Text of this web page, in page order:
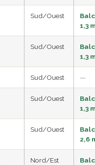
Sud/Ouest
1,3
Sud/Ouest
1,3
Sud/Ouest —
Sud/Ouest
1,3
Sud/Ouest
2,6
Nord/Est